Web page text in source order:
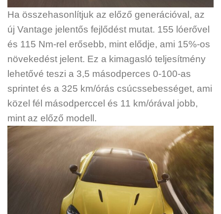
Ha összehasonlítjuk az előző generációval, az
új Vantage jelentős fejlődést mutat. 155 lóerővel
és 115 Nm-rel erősebb, mint elődje, ami 15%-os
növekedést jelent. Ez a kimagasló teljesítmény
lehetővé teszi a 3,5 másodperces 0-100-as
sprintet és a 325 km/órás csúcssebességet, ami
közel fél másodperccel és 11 km/órával jobb,
mint az előző modell.